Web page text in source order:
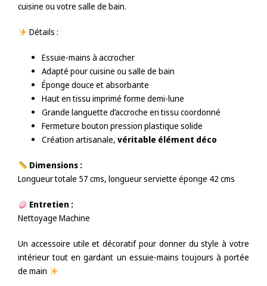
cuisine ou votre salle de bain.
Détails :
Essuie-mains à accrocher
Adapté pour cuisine ou salle de bain
Éponge douce et absorbante
Haut en tissu imprimé forme demi-lune
Grande languette d’accroche en tissu coordonné
Fermeture bouton pression plastique solide
Création artisanale, véritable élément déco
Dimensions :
Longueur totale 57 cms, longueur serviette éponge 42 cms
Entretien :
Nettoyage Machine
Un accessoire utile et décoratif pour donner du style à votre
intérieur tout en gardant un essuie-mains toujours à portée
de main